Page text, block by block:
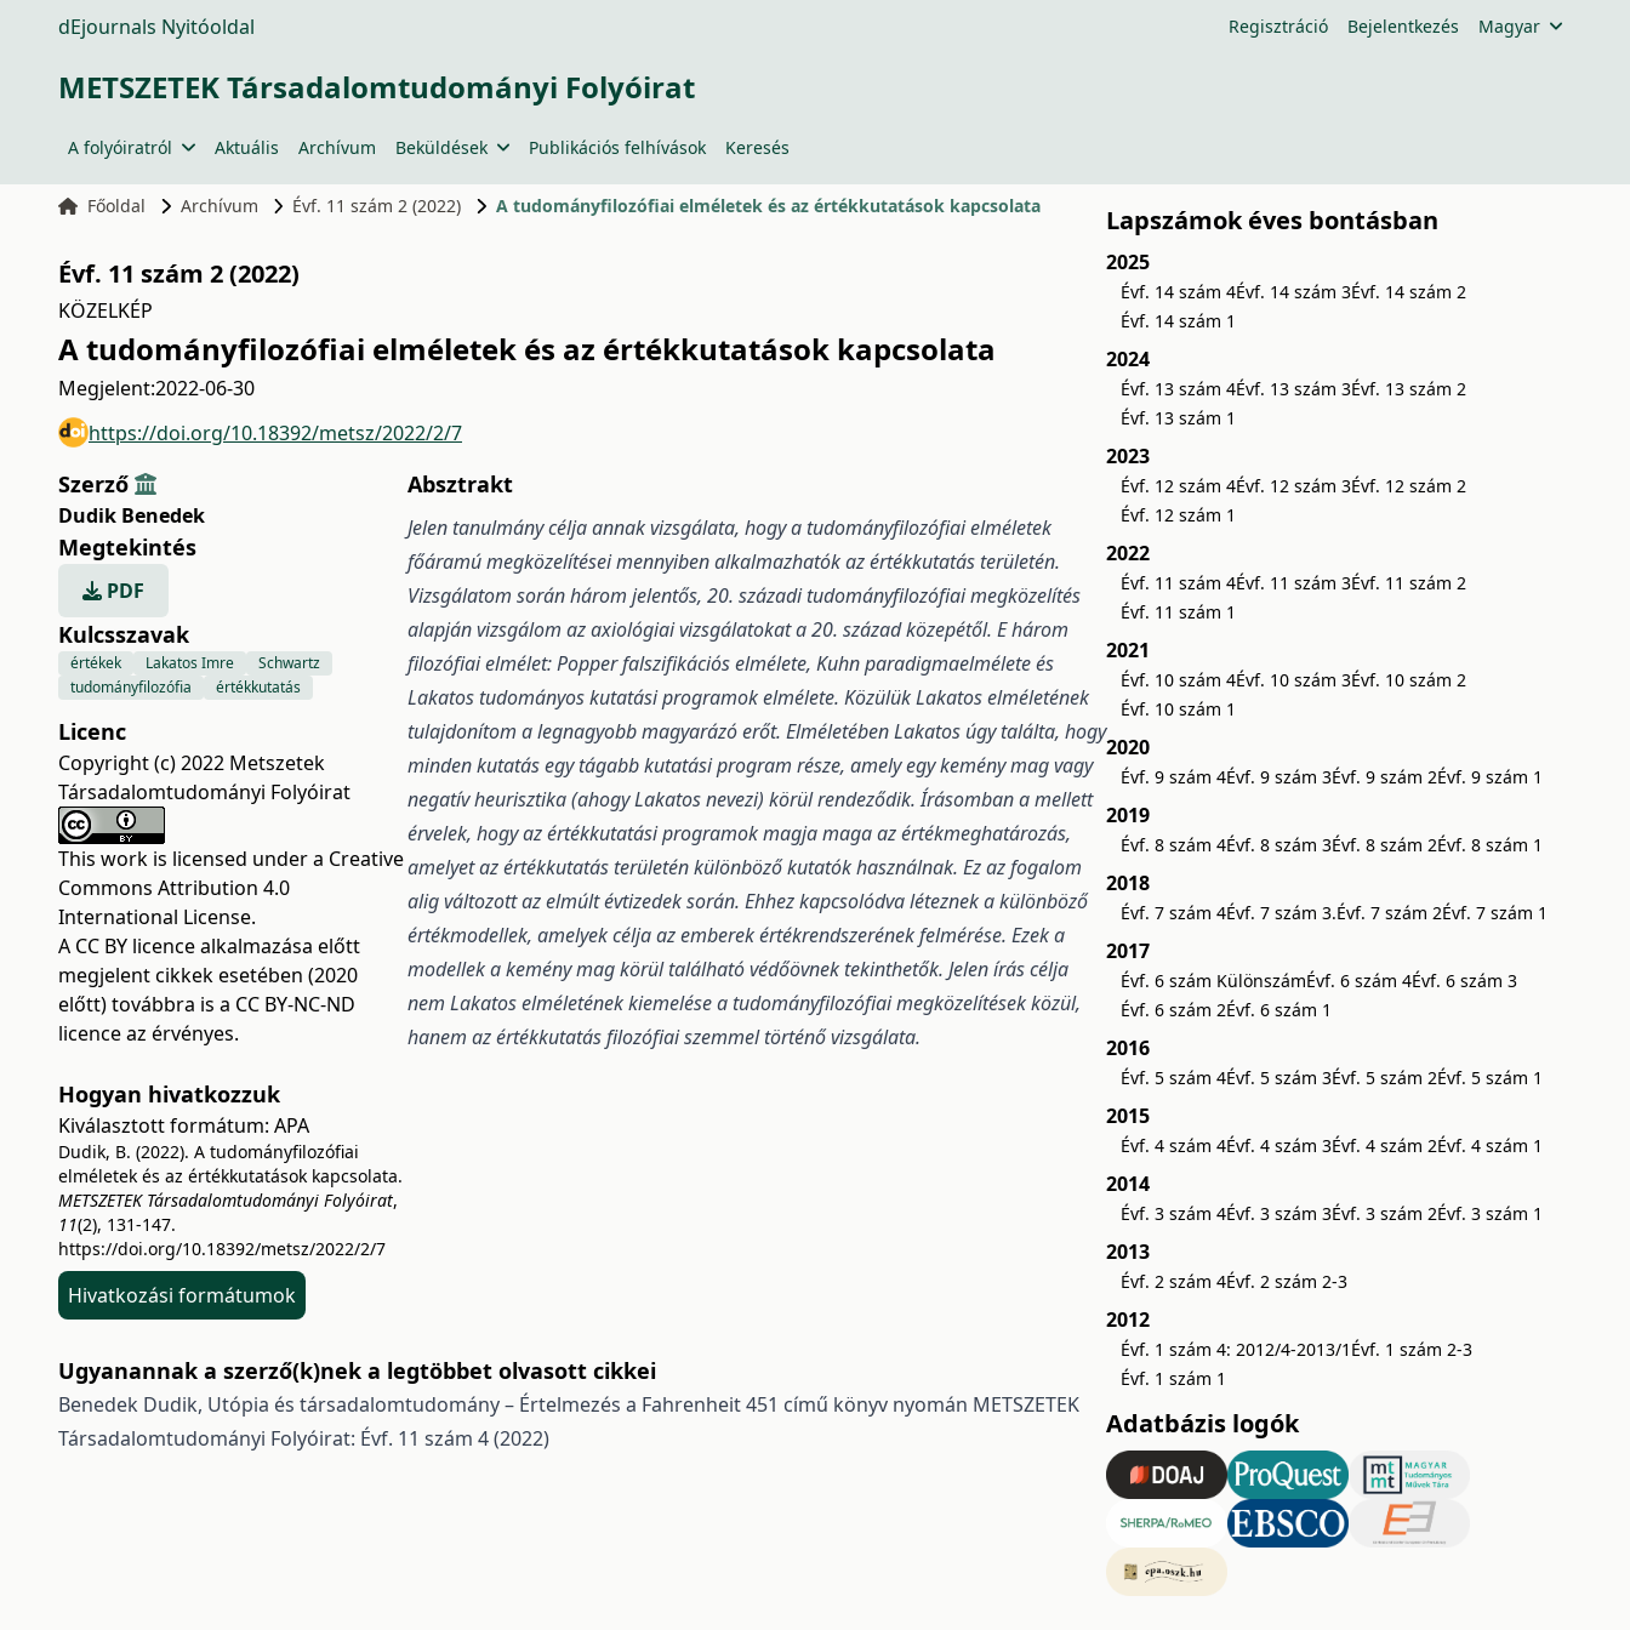
dEjournals Nyitóoldal Regisztráció Bejelentkezés Magyar
METSZETEK Társadalomtudományi Folyóirat
A folyóiratról Aktuális Archívum Beküldések Publikációs felhívások Keresés
Főoldal Archívum Évf. 11 szám 2 (2022) A tudományfilozófiai elméletek és az értékkutatások kapcsolata
Évf. 11 szám 2 (2022)
KÖZELKÉP
A tudományfilozófiai elméletek és az értékkutatások kapcsolata
Megjelent:2022-06-30
https://doi.org/10.18392/metsz/2022/2/7
Szerző
Dudik Benedek
Megtekintés
PDF
Kulcsszavak
értékek Lakatos Imre
Schwartz
tudományfilozófia
értékkutatás
Licenc
Copyright (c) 2022 Metszetek
Társadalomtudományi Folyóirat
This work is licensed under a Creative
Commons Attribution 4.0
International License.
A CC BY licence alkalmazása előtt
megjelent cikkek esetében (2020
előtt) továbbra is a CC BY-NC-ND
licence az érvényes.
Hogyan hivatkozzuk
Kiválasztott formátum: APA
Dudik, B. (2022). A tudományfilozófiai
elméletek és az értékkutatások kapcsolata.
METSZETEK Társadalomtudományi Folyóirat,
11(2), 131-147.
https://doi.org/10.18392/metsz/2022/2/7
Hivatkozási formátumok
Absztrakt
Jelen tanulmány célja annak vizsgálata, hogy a tudományfilozófiai elméletek
főáramú megközelítései mennyiben alkalmazhatók az értékkutatás területén.
Vizsgálatom során három jelentős, 20. századi tudományfilozófiai megközelítés
alapján vizsgálom az axiológiai vizsgálatokat a 20. század közepétől. E három
filozófiai elmélet: Popper falszifikációs elmélete, Kuhn paradigmaelmélete és
Lakatos tudományos kutatási programok elmélete. Közülük Lakatos elméletének
tulajdonítom a legnagyobb magyarázó erőt. Elméletében Lakatos úgy találta, hogy
minden kutatás egy tágabb kutatási program része, amely egy kemény mag vagy
negatív heurisztika (ahogy Lakatos nevezi) körül rendeződik. Írásomban a mellett
érvelek, hogy az értékkutatási programok magja maga az értékmeghatározás,
amelyet az értékkutatás területén különböző kutatók használnak. Ez az fogalom
alig változott az elmúlt évtizedek során. Ehhez kapcsolódva léteznek a különböző
értékmodellek, amelyek célja az emberek értékrendszerének felmérése. Ezek a
modellek a kemény mag körül található védőövnek tekinthetők. Jelen írás célja
nem Lakatos elméletének kiemelése a tudományfilozófiai megközelítések közül,
hanem az értékkutatás filozófiai szemmel történő vizsgálata.
Ugyanannak a szerző(k)nek a legtöbbet olvasott cikkei
Benedek Dudik, Utópia és társadalomtudomány – Értelmezés a Fahrenheit 451 című könyv nyomán METSZETEK
Társadalomtudományi Folyóirat: Évf. 11 szám 4 (2022)
Lapszámok éves bontásban
2025
Évf. 14 szám 4Évf. 14 szám 3Évf. 14 szám 2
Évf. 14 szám 1
2024
Évf. 13 szám 4Évf. 13 szám 3Évf. 13 szám 2
Évf. 13 szám 1
2023
Évf. 12 szám 4Évf. 12 szám 3Évf. 12 szám 2
Évf. 12 szám 1
2022
Évf. 11 szám 4Évf. 11 szám 3Évf. 11 szám 2
Évf. 11 szám 1
2021
Évf. 10 szám 4Évf. 10 szám 3Évf. 10 szám 2
Évf. 10 szám 1
2020
Évf. 9 szám 4Évf. 9 szám 3Évf. 9 szám 2Évf. 9 szám 1
2019
Évf. 8 szám 4Évf. 8 szám 3Évf. 8 szám 2Évf. 8 szám 1
2018
Évf. 7 szám 4Évf. 7 szám 3.Évf. 7 szám 2Évf. 7 szám 1
2017
Évf. 6 szám KülönszámÉvf. 6 szám 4Évf. 6 szám 3
Évf. 6 szám 2Évf. 6 szám 1
2016
Évf. 5 szám 4Évf. 5 szám 3Évf. 5 szám 2Évf. 5 szám 1
2015
Évf. 4 szám 4Évf. 4 szám 3Évf. 4 szám 2Évf. 4 szám 1
2014
Évf. 3 szám 4Évf. 3 szám 3Évf. 3 szám 2Évf. 3 szám 1
2013
Évf. 2 szám 4Évf. 2 szám 2-3
2012
Évf. 1 szám 4: 2012/4-2013/1 Évf. 1 szám 2-3
Évf. 1 szám 1
Adatbázis logók